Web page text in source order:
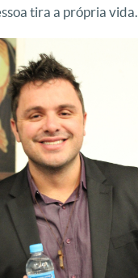
tira a própria vida.